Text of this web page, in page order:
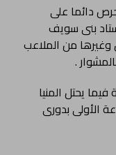
دائما على
بنى سويف
وغيرها من الملاعب
.
الاول برصيد 25 نقطة فيما يحتل المنيا
بالمجموعة الأولى بدورى